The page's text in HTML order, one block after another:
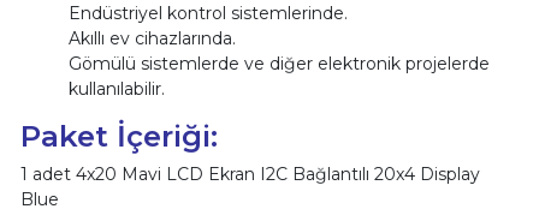
Endüstriyel kontrol sistemlerinde.
Akıllı ev cihazlarında.
Gömülü sistemlerde ve diğer elektronik projelerde
kullanılabilir.
Paket İçeriği:
1 adet 4x20 Mavi LCD Ekran I2C Bağlantılı 20x4 Display
Blue